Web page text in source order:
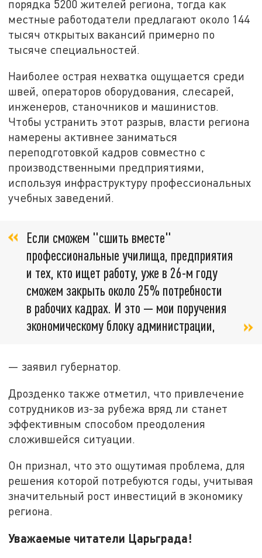
порядка 5200 жителей региона, тогда как
местные работодатели предлагают около 144
тысяч открытых вакансий примерно по
тысяче специальностей.
Наиболее острая нехватка ощущается среди
швей, операторов оборудования, слесарей,
инженеров, станочников и машинистов.
Чтобы устранить этот разрыв, власти региона
намерены активнее заниматься
переподготовкой кадров совместно с
производственными предприятиями,
используя инфраструктуру профессиональных
учебных заведений.
Если сможем "сшить вместе"
профессиональные училища, предприятия
и тех, кто ищет работу, уже в 26-м году
сможем закрыть около 25% потребности
в рабочих кадрах. И это — мои поручения
экономическому блоку администрации,
— заявил губернатор.
Дрозденко также отметил, что привлечение
сотрудников из-за рубежа вряд ли станет
эффективным способом преодоления
сложившейся ситуации.
Он признал, что это ощутимая проблема, для
решения которой потребуются годы, учитывая
значительный рост инвестиций в экономику
региона.
Уважаемые читатели Царьграда!